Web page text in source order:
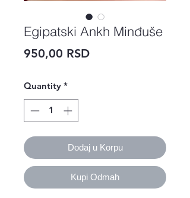
Egipatski Ankh Minđuše
950,00 RSDPrice
Quantity *
Dodaj u Korpu
Kupi Odmah